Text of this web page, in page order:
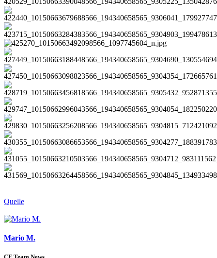
Quelle
Mario M.